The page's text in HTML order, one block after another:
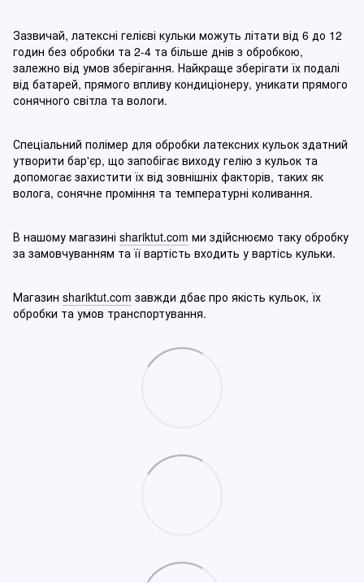
Зазвичай, латексні гелієві кульки можуть літати від 6 до 12
годин без обробки та 2-4 та більше днів з обробкою,
залежно від умов зберігання. Найкраще зберігати їх подалі
від батарей, прямого впливу кондиціонеру, уникати прямого
сонячного світла та вологи.
Спеціальний полімер для обробки латексних кульок здатний
утворити бар'єр, що запобігає виходу гелію з кульок та
допомогає захистити їх від зовнішніх факторів, таких як
волога, сонячне проміння та температурні коливання.
В нашому магазині shariktut.com ми здійснюємо таку обробку
за замовчуванням та її вартість входить у вартісь кульки.
Магазин shariktut.com завжди дбає про якість кульок, їх
обробки та умов транспортування.